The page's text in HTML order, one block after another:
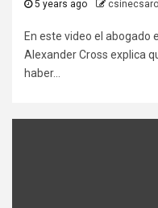
5 years ago csinecsaro
En este video el abogado
Alexander Cross explica
haber...